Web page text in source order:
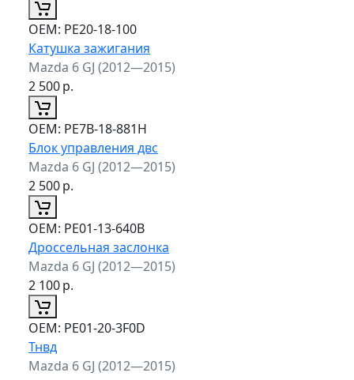
ОЕМ: PE20-18-100
Катушка зажигания
Mazda 6 GJ (2012—2015)
2 500р.
ОЕМ: PE7B-18-881H
Блок управления двс
Mazda 6 GJ (2012—2015)
2 500р.
ОЕМ: PE01-13-640B
Дроссельная заслонка
Mazda 6 GJ (2012—2015)
2 100р.
ОЕМ: PE01-20-3F0D
Тнвд
Mazda 6 GJ (2012—2015)